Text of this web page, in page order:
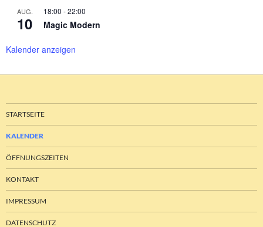
AUG.
10
18:00 -22:00
Magic Modern
Kalender anzeigen
STARTSEITE
KALENDER
ÖFFNUNGSZEITEN
KONTAKT
IMPRESSUM
DATENSCHUTZ